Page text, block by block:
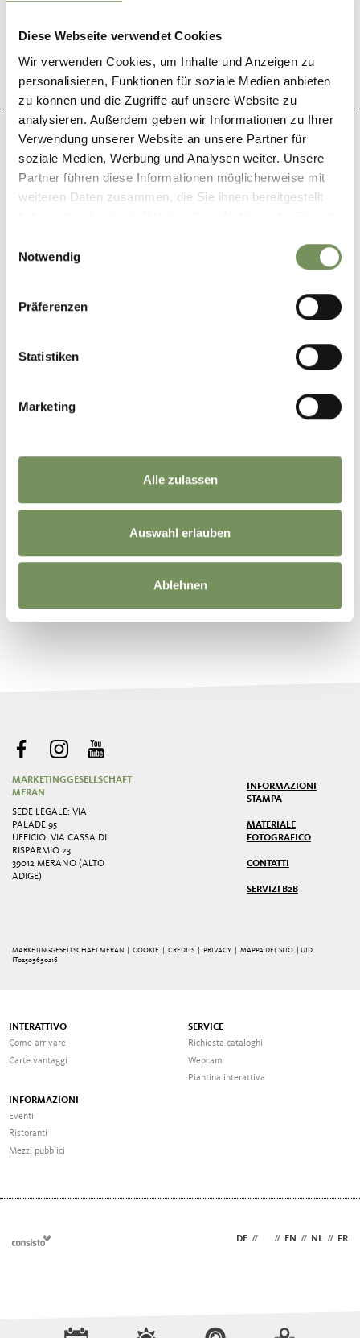
Diese Webseite verwendet Cookies
Wir verwenden Cookies, um Inhalte und Anzeigen zu
personalisieren, Funktionen für soziale Medien anbieten
zu können und die Zugriffe auf unsere Website zu
analysieren. Außerdem geben wir Informationen zu Ihrer
Verwendung unserer Website an unsere Partner für
soziale Medien, Werbung und Analysen weiter. Unsere
Partner führen diese Informationen möglicherweise mit
weiteren Daten zusammen, die Sie ihnen bereitgestellt
Notwendig
Präferenzen
Statistiken
Marketing
Alle zulassen
Auswahl erlauben
Ablehnen
IL CONTENUTO VI È STATO UTILE?
+
MARKETINGGESELLSCHAFT
MERAN
SEDE LEGALE: VIA
PALADE 95
UFFICIO: VIA CASSA DI
RISPARMIO 23
39012 MERANO (ALTO
ADIGE)
INFORMAZIONI
STAMPA
MATERIALE
FOTOGRAFICO
CONTATTI
SERVIZI B2B
MARKETINGGESELLSCHAFT MERAN | COOKIE |CREDITS PRIVACY |MAPPA DEL SITO
| UID
IT02509690216
INTERATTIVO
Come arrivare
Carte vantaggi
SERVICE
Richiesta cataloghi
Webcam
Piantina interattiva
INFORMAZIONI
Eventi
Ristoranti
Mezzi pubblici
DE // // EN // NL // FR